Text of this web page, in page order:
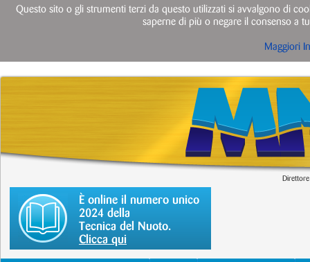
È online il numero unico
2024 della
Tecnica del Nuoto.
Clicca qui
Questo sito o gli strumenti terzi da questo utilizzati si avvalgono di
saperne di più o negare il consenso a
Maggiori